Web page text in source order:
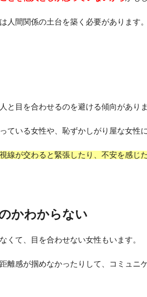
人間関係の土台を築く必要があります。
と目を合わせるのを避ける傾向がありま
ている女性や、恥ずかしがり屋な女性
線が交わると緊張したり、不安を感じ
かわからない
くて、目を合わせない女性もいます。
離感が掴めなかったりして、コミュニ